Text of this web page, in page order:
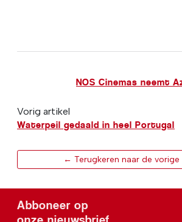
NOS Cinemas neemt
Vorig artikel
Waterpeil gedaald in heel Portugal
← Terugkeren naar de vorige
Abboneer op